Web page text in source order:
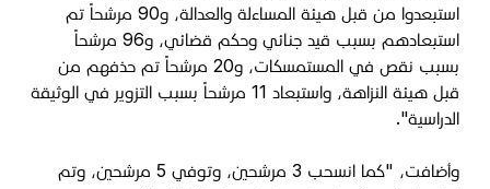
استبعدوا من قبل هيئة المساءلة والعدالة، و90 مرشحاً تم
استبعادهم بسبب قيد جنائي وحكم قضائي، و96 مرشحاً
بسبب نقص في المستمسكات، و20 مرشحاً تم حذفهم من
قبل هيئة النزاهة، واستبعاد 11 مرشحاً بسبب التزوير في الوثيقة
الدراسية".
وأضافت، "كما انسحب 3 مرشحين، وتوفي 5 مرشحين، وتم